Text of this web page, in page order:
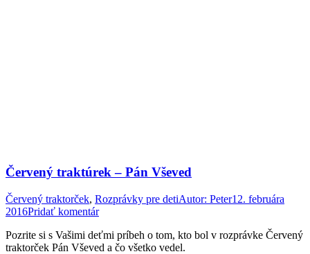
Červený traktúrek – Pán Vševed
Červený traktorček, Rozprávky pre detiAutor: Peter12. februára
2016Pridať komentár
Pozrite si s Vašimi deťmi príbeh o tom, kto bol v rozprávke Červený
traktorček Pán Vševed a čo všetko vedel.